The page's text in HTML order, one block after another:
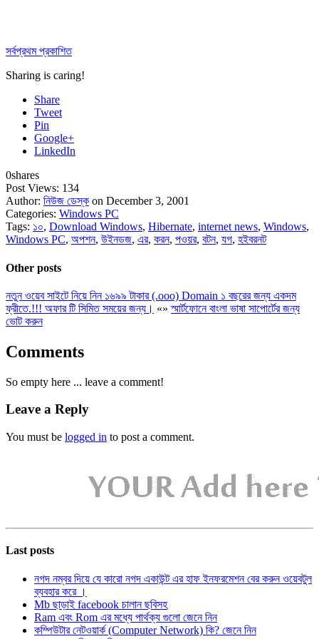
সর্বপ্রথম প্রকাশিত
Sharing is caring!
Share
Tweet
Pin
Google+
LinkedIn
0shares
Post Views: 134
Author: নিউজ ডেস্ক on December 3, 2001
Categories: Windows PC
Tags: ১০, Download Windows, Hibernate, internet news, Windows,
Windows PC, অপশন, উইনডজ, এর, করন, পওয়র, বটন, যগ, হইবরনট
Other posts
নতুন ওয়েব সাইটে নিয়ে নিন ১৬৯৯ টাকার (.ooo) Domain ১ বছরের জন্য একদম
ফ্রীতে.!!! অফার টি সিমিত সময়ের জন্য। «»স্মার্টফোনে বাংলা ভাষা সাপোর্টের জন্য
ভোট করুন
Comments
So empty here ... leave a comment!
Leave a Reply
You must be logged in to post a comment.
Last posts
নগদ নম্বর দিয়ে যে কারো নগদ একাউন্ট এর হাফ ইনফরমেশন বের করুন ওয়েবটুল
ব্যবহার করে ।
Mb ছাড়াই facebook চালান ছবিসহ
Ram এবং Rom এর মধ্যে পার্থক্য গুলো জেনে নিন
কম্পিউটার নেটওয়ার্ক (Computer Network) কি? জেনে নিন